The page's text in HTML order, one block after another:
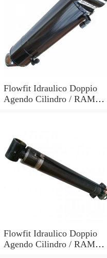
Flowfit Idraulico Doppio
Agendo Cilindro / RAM
Flowfit Idraulico Doppio
Agendo Cilindro / RAM